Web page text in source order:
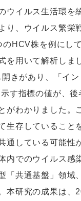
ウイルス生活環を
り、ウイルス繁栄
のHCV株を例にし
を用いて解析しま
きがあり、「イ
示す指標の値が、
がわかりました。
生存していること
通している可能性
内でのウイルス感
「共通基盤」領域
本研究の成果は、